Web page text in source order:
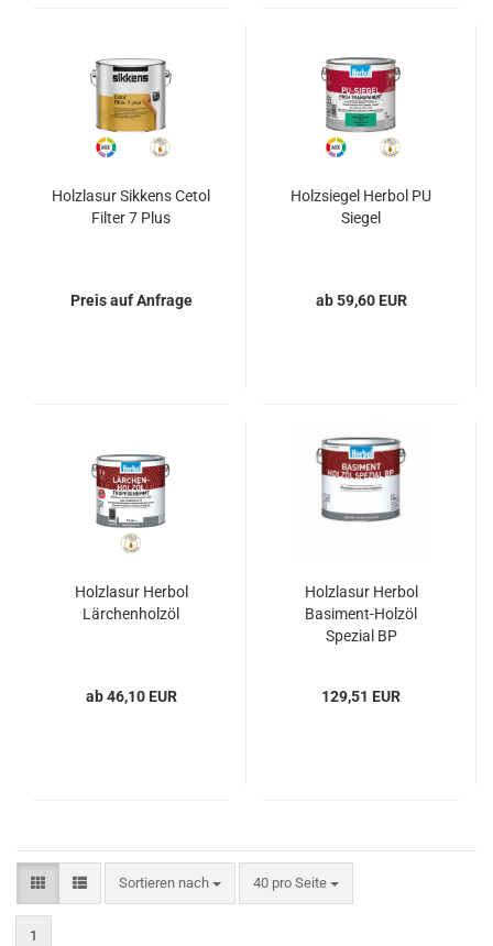
Holzlasur Sikkens Cetol
Filter 7 Plus
Preis auf Anfrage
Holzsiegel Herbol PU
Siegel
ab 59,60 EUR
Holzlasur Herbol
Lärchenholzöl
ab 46,10 EUR
Holzlasur Herbol
Basiment-Holzöl
Spezial BP
129,51 EUR
Sortieren nach
Sortieren nach 40 pro Seite
pro Seite
1